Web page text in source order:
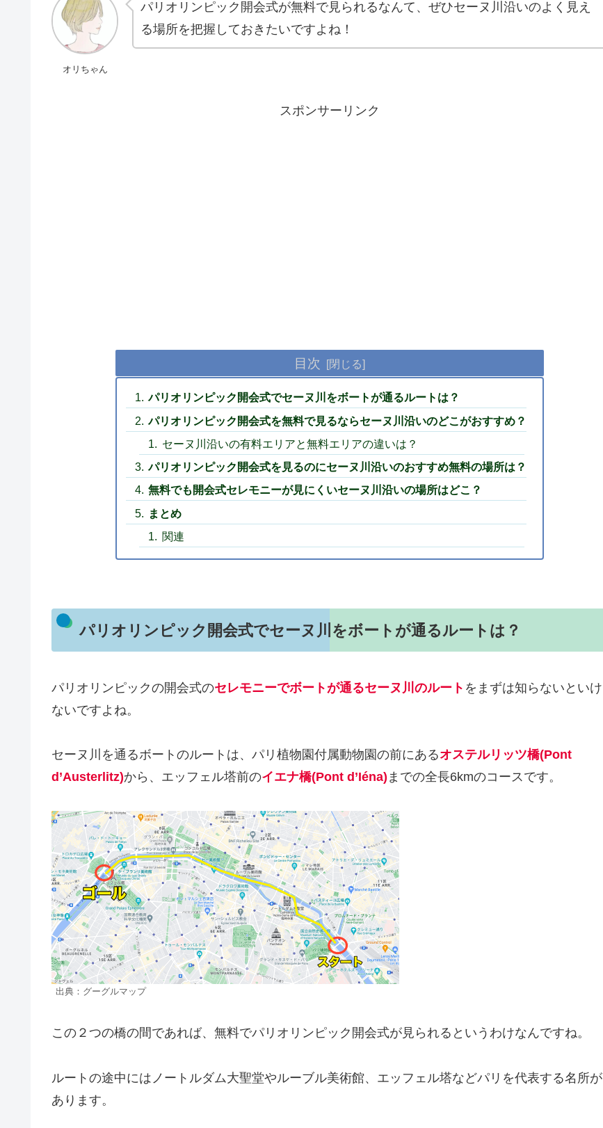
オリちゃん
パリオリンピック開会式が無料で見られるなんて、ぜひセーヌ川沿いのよく見え
る場所を把握しておきたいですよね！
スポンサーリンク
目次
パリオリンピック開会式でセーヌ川をボートが通るルートは？
パリオリンピック開会式を無料で見るならセーヌ川沿いのどこがおすすめ？
セーヌ川沿いの有料エリアと無料エリアの違いは？
パリオリンピック開会式を見るのにセーヌ川沿いのおすすめ無料の場所は？
無料でも開会式セレモニーが見にくいセーヌ川沿いの場所はどこ？
まとめ
関連
パリオリンピック開会式でセーヌ川をボートが通るルートは？
パリオリンピックの開会式のセレモニーでボートが通るセーヌ川のルート をまずは知らないといけ
ないですよね。
セーヌ川を通るボートのルートは、パリ植物園付属動物園の前にあるオステルリッツ橋(Pont
d’Austerlitz)から、エッフェル塔前のイエナ橋(Pont d’Iéna) までの全長6kmのコースです。
出典：グーグルマップ
この２つの橋の間であれば、無料でパリオリンピック開会式が見られるというわけなんですね。
ルートの途中にはノートルダム大聖堂やルーブル美術館、エッフェル塔などパリを代表する名所が
あります。